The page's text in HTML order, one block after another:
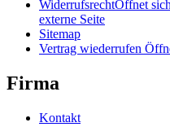
WiderrufsrechtÖffnet
externe Seite
Sitemap
Vertrag wiederrufen
Firma
Kontakt